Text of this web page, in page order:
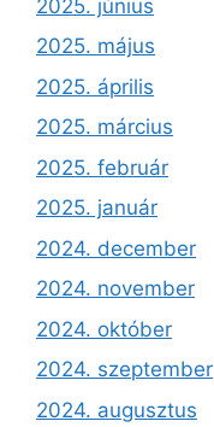
2025. június
2025. május
2025. április
2025. március
2025. február
2025. január
2024. december
2024. november
2024. október
2024. szeptember
2024. augusztus